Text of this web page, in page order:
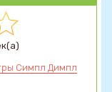
Симпл Димпл